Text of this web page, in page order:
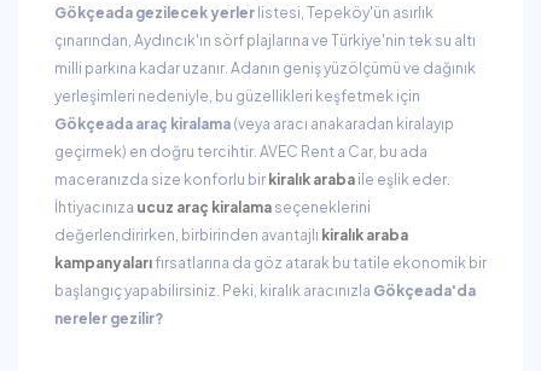
Gökçeada gezilecek yerler listesi, Tepeköy'ün asırlık
çınarından, Aydıncık'ın sörf plajlarına ve Türkiye'nin tek su altı
milli parkına kadar uzanır. Adanın geniş yüzölçümü ve dağınık
yerleşimleri nedeniyle, bu güzellikleri keşfetmek için
Gökçeada araç kiralama (veya aracı anakaradan kiralayıp
geçirmek) en doğru tercihtir. AVEC Rent a Car, bu ada
maceranızda size konforlu bir kiralık araba ile eşlik eder.
İhtiyacınıza ucuz araç kiralama seçeneklerini
değerlendirirken, birbirinden avantajlı kiralık araba
kampanyalarıfırsatlarına da göz atarak bu tatile ekonomik bir
başlangıç yapabilirsiniz. Peki, kiralık aracınızla Gökçeada'da
nereler gezilir?